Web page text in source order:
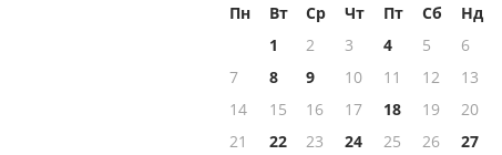
Пн Вт Ср Чт Пт Сб
Нд
1
2 3 4 5
6
7
8 9 10 11 12
13
14
15 16 17 18 19
20
21
22 23 24 25 26 27